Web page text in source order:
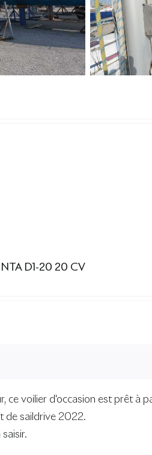
D1-20 20 CV
ce voilier d'occasion est prêt à
de saildrive 2022.